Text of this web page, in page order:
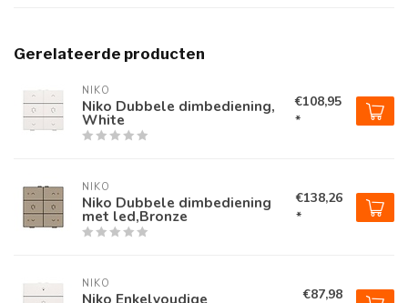
Gerelateerde producten
NIKO
Niko Dubbele dimbediening,
White
€108,95
*
NIKO
Niko Dubbele dimbediening
met led,Bronze
€138,26
*
NIKO
Niko Enkelvoudige €87,98